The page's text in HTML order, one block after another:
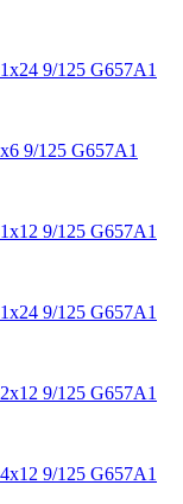
9/125 G657A1
9/125 G657A1
9/125 G657A1
9/125 G657A1
9/125 G657A1
9/125 G657A1